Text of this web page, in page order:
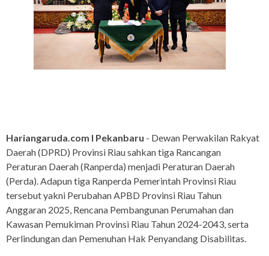
Hariangaruda.com I Pekanbaru - Dewan Perwakilan Rakyat
Daerah (DPRD) Provinsi Riau sahkan tiga Rancangan
Peraturan Daerah (Ranperda) menjadi Peraturan Daerah
(Perda). Adapun tiga Ranperda Pemerintah Provinsi Riau
tersebut yakni Perubahan APBD Provinsi Riau Tahun
Anggaran 2025, Rencana Pembangunan Perumahan dan
Kawasan Pemukiman Provinsi Riau Tahun 2024-2043, serta
Perlindungan dan Pemenuhan Hak Penyandang Disabilitas.